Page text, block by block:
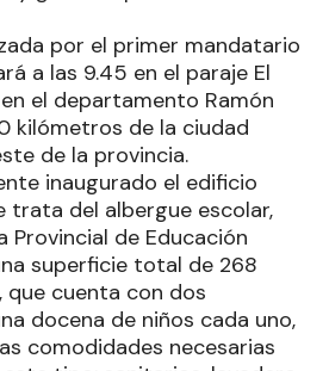
por el primer mandatario
a las 9.45 en el paraje El
el departamento Ramón
kilómetros de la ciudad
de la provincia.
inaugurado el edificio
trata del albergue escolar,
Provincial de Educación
superficie total de 268
cuenta con dos
docena de niños cada uno,
comodidades necesarias